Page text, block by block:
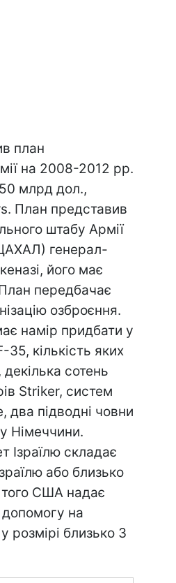
план
на 2008-2012 рр.
млрд дол.,
План представив
штабу Армії
генерал-
його має
передбачає
озброєння.
намір придбати у
кількість яких
сотень
Striker, систем
два підводні човни
Німеччини.
Ізраїлю складає
або близько
США надає
допомогу на
розмірі близько 3